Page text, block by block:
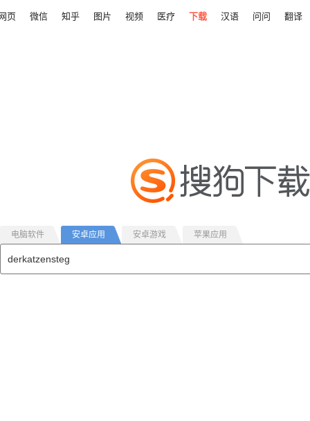
页 微信 知乎 图片 视频 医疗 下载 汉语 问问 翻译
电脑软件 安卓应用 安卓游戏 苹果应用